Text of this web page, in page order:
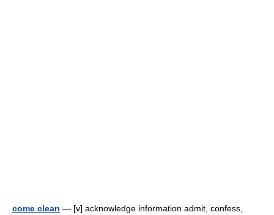
come clean — [v] acknowledge information admit, confess,